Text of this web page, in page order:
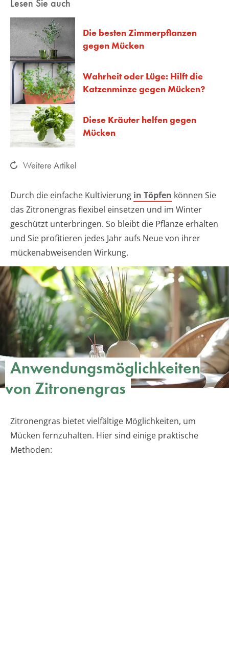
Lesen Sie auch
Die besten Zimmerpflanzen
gegen Mücken
Wahrheit oder Lüge: Hilft die
Katzenminze gegen Mücken?
Diese Kräuter helfen gegen
Mücken
Weitere Artikel
Durch die einfache Kultivierung in Töpfen können Sie
das Zitronengras flexibel einsetzen und im Winter
geschützt unterbringen. So bleibt die Pflanze erhalten
und Sie profitieren jedes Jahr aufs Neue von ihrer
mückenabweisenden Wirkung.
Anwendungsmöglichkeiten
von Zitronengras
Zitronengras bietet vielfältige Möglichkeiten, um
Mücken fernzuhalten. Hier sind einige praktische
Methoden: